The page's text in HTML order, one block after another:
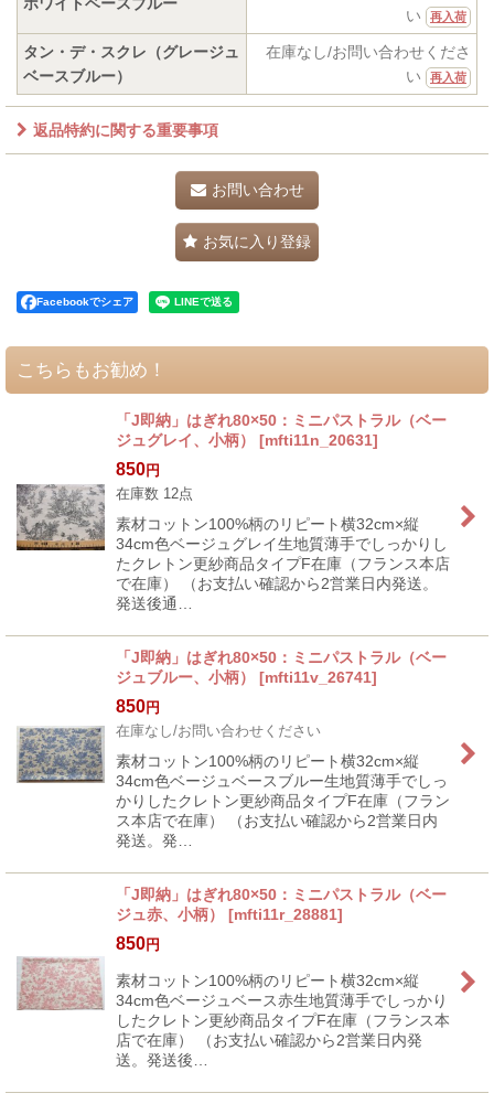
ホワイトベースブルー
い
再入荷
タン・デ・スクレ（グレージュ
ベースブルー）
在庫なし/お問い合わせくださ
い
再入荷
返品特約に関する重要事項
お問い合わせ
お気に入り登録
Facebookでシェア
こちらもお勧め！
「J即納」はぎれ80×50：ミニパストラル（ベー
ジュグレイ、小柄）
[mfti11n_20631]
850円
在庫数 12点
素材コットン100%柄のリピート横32cm×縦
34cm色ベージュグレイ生地質薄手でしっかりし
たクレトン更紗商品タイプF在庫（フランス本店
で在庫） （お支払い確認から2営業日内発送。
発送後通…
「J即納」はぎれ80×50：ミニパストラル（ベー
ジュブルー、小柄）
[mfti11v_26741]
850円
在庫なし/お問い合わせください
素材コットン100%柄のリピート横32cm×縦
34cm色ベージュベースブルー生地質薄手でしっ
かりしたクレトン更紗商品タイプF在庫（フラン
ス本店で在庫） （お支払い確認から2営業日内
発送。発…
「J即納」はぎれ80×50：ミニパストラル（ベー
ジュ赤、小柄）
[mfti11r_28881]
850円
素材コットン100%柄のリピート横32cm×縦
34cm色ベージュベース赤生地質薄手でしっかり
したクレトン更紗商品タイプF在庫（フランス本
店で在庫） （お支払い確認から2営業日内発
送。発送後…